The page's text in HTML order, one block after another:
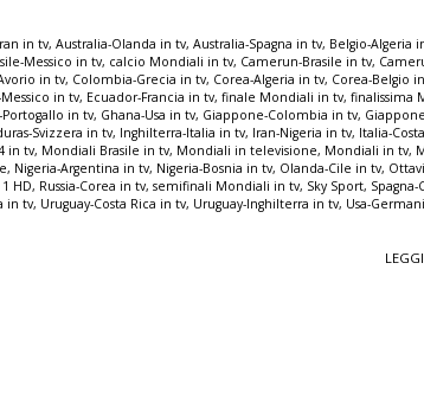
in tv,Australia-Olanda in tv,Australia-Spagna in tv, Belgio-Algeria
Messico in tv, calcio Mondiali in tv, Camerun-Brasile in tv,
in tv, Colombia-Grecia in tv, Corea-Algeria in tv, Corea-Belgio
in tv, Ecuador-Francia in tv,finale Mondiali in tv,finalissima
in tv, Ghana-Usa in tv, Giappone-Colombia in tv,
Svizzera in tv, Inghilterra-Italia in tv, Iran-Nigeria in tv, Italia-
in tv, Mondiali Brasile in tv, Mondiali in televisione, Mondiali in tv,
, Nigeria-Argentina in tv, Nigeria-Bosnia in tv, Olanda-Cile in tv,
1 HD, Russia-Corea in tv,semifinali Mondiali in tv, Sky Sport,
in tv, Uruguay-Costa Rica in tv, Uruguay-Inghilterra in tv, Usa-